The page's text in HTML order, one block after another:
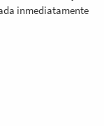
inmediatamente